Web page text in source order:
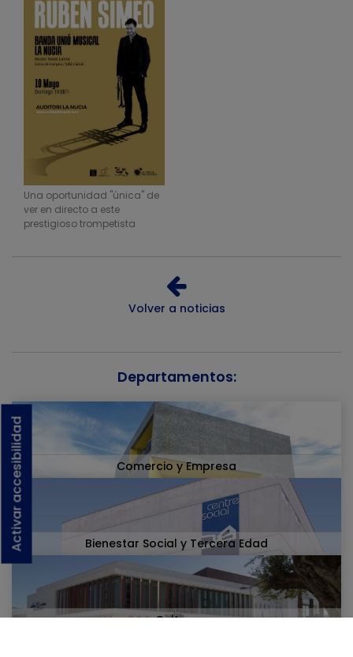
Activar accesibilidad
Una oportunidad "única" de
ver en directo a este
prestigioso trompetista
Volver a noticias
Departamentos:
Comercio y Empresa
Bienestar Social y Tercera Edad
Cultura